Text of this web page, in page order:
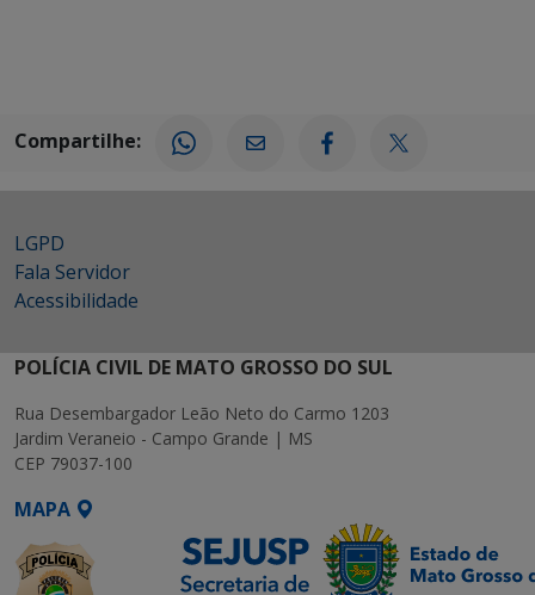
Compartilhe:
LGPD
Fala Servidor
Acessibilidade
POLÍCIA CIVIL DE MATO GROSSO DO SUL
Rua Desembargador Leão Neto do Carmo 1203
Jardim Veraneio - Campo Grande | MS
CEP 79037-100
MAPA